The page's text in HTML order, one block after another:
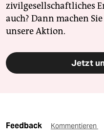
zivilgesellschaftliches
auch? Dann machen
unsere Aktion.
Jetzt
Feedback Kommentieren